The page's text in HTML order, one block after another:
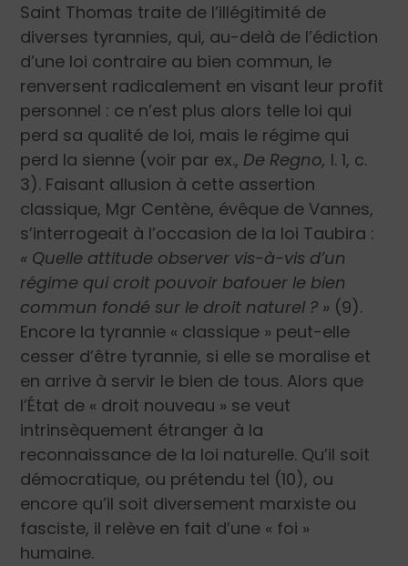
Saint Thomas traite de l’illégitimité de
diverses tyrannies, qui, au-delà de l’édiction
d’une loi contraire au bien commun, le
renversent radicalement en visant leur profit
personnel : ce n’est plus alors telle loi qui
perd sa qualité de loi, mais le régime qui
perd la sienne (voir par ex., De Regno, l. 1, c.
3). Faisant allusion à cette assertion
classique, Mgr Centène, évêque de Vannes,
s’interrogeait à l’occasion de la loi Taubira :
« Quelle attitude observer vis-à-vis d’un
régime qui croit pouvoir bafouer le bien
commun fondé sur le droit naturel ? » (9).
Encore la tyrannie « classique » peut-elle
cesser d’être tyrannie, si elle se moralise et
en arrive à servir le bien de tous. Alors que
l’État de « droit nouveau » se veut
intrinsèquement étranger à la
reconnaissance de la loi naturelle. Qu’il soit
démocratique, ou prétendu tel (10), ou
encore qu’il soit diversement marxiste ou
fasciste, il relève en fait d’une « foi »
humaine.